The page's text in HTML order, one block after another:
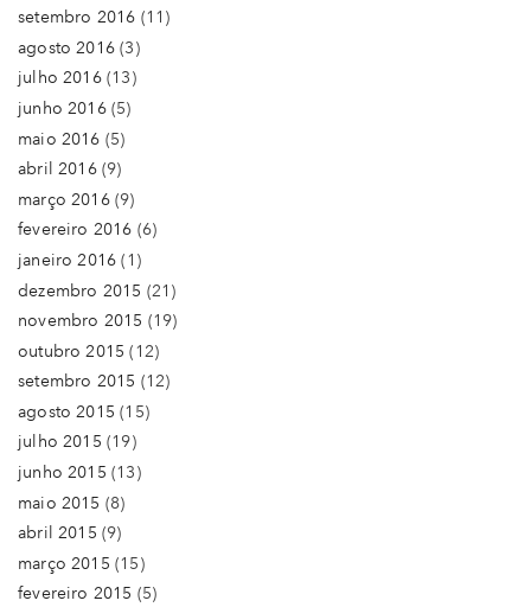
setembro 2016 (11)
agosto 2016(3)
julho 2016(13)
junho 2016(5)
maio 2016 (5)
abril 2016(9)
março 2016(9)
fevereiro 2016 (6)
janeiro 2016 (1)
dezembro 2015 (21)
novembro 2015 (19)
outubro 2015 (12)
setembro 2015 (12)
agosto 2015 (15)
julho 2015 (19)
junho 2015 (13)
maio 2015 (8)
abril 2015 (9)
março 2015 (15)
fevereiro 2015 (5)